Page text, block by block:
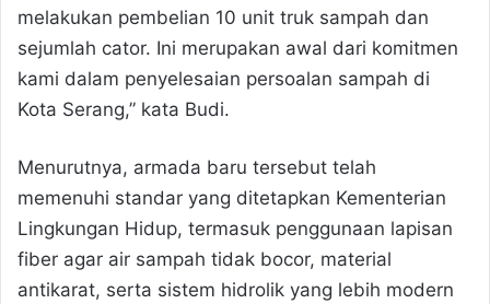
melakukan pembelian 10 unit truk sampah dan
sejumlah cator. Ini merupakan awal dari komitmen
kami dalam penyelesaian persoalan sampah di
Kota Serang,” kata Budi.
Menurutnya, armada baru tersebut telah
memenuhi standar yang ditetapkan Kementerian
Lingkungan Hidup, termasuk penggunaan lapisan
fiber agar air sampah tidak bocor, material
antikarat, serta sistem hidrolik yang lebih modern